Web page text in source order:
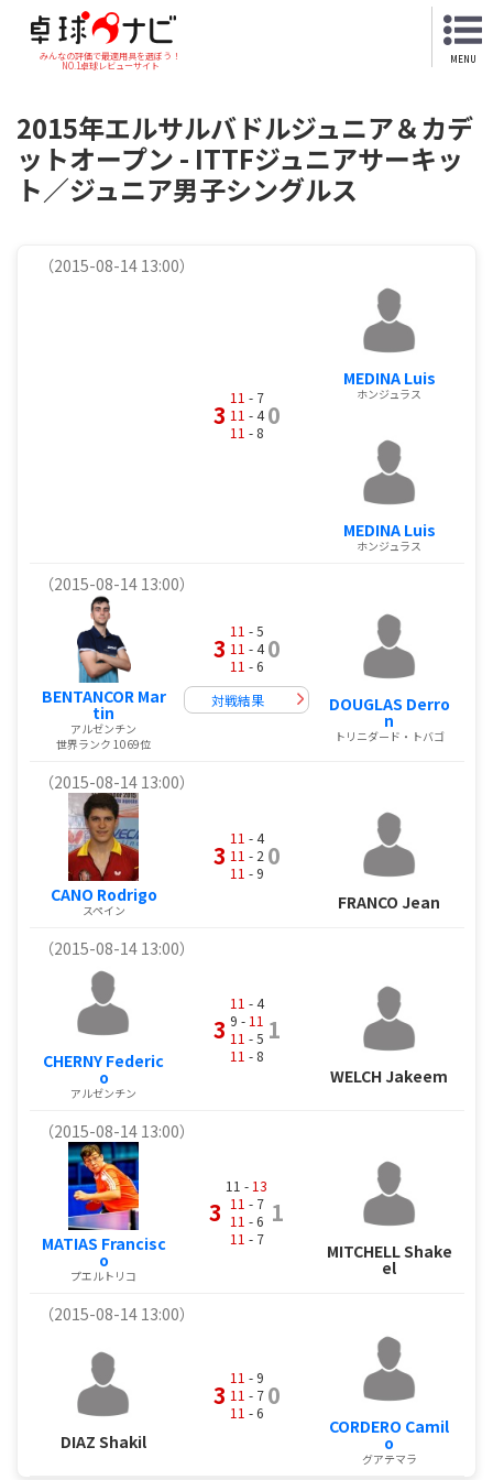
みんなの評価で最適用具を選ぼう！
NO.1卓球レビューサイト
MENU
2015年エルサルバドルジュニア＆カデ
ットオープン - ITTFジュニアサーキッ
ト／ジュニア男子シングルス
（2015-08-14 13:00）
3
11 - 7
11 - 4
11 - 8
0
MEDINA Luis
ホンジュラス
MEDINA Luis
ホンジュラス
（2015-08-14 13:00）
BENTANCOR Mar
tin
アルゼンチン
世界ランク 1069位
3
11 - 5
11 - 4
11 - 6
0
対戦結果 DOUGLAS Derro
n
トリニダード・トバゴ
（2015-08-14 13:00）
CANO Rodrigo
スペイン
3
11 - 4
11 - 2
11 - 9
0
FRANCO Jean
（2015-08-14 13:00）
CHERNY Federic
o
アルゼンチン
3
11 - 4
9 - 11
11 - 5
11 - 8
1
WELCH Jakeem
（2015-08-14 13:00）
MATIAS Francisc
o
プエルトリコ
3
11 - 13
11 - 7
11 - 6
11 - 7
1
MITCHELL Shake
el
（2015-08-14 13:00）
DIAZ Shakil
3
11 - 9
11 - 7
11 - 6
0
CORDERO Camil
o
グアテマラ